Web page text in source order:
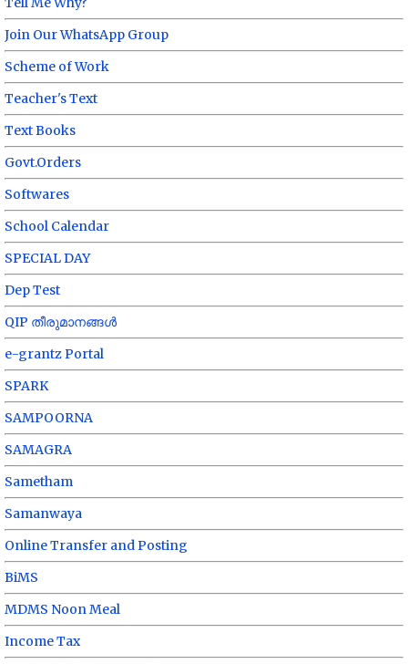
Join Our WhatsApp Group
Scheme of Work
Teacher's Text
Text Books
Govt.Orders
Softwares
School Calendar
SPECIAL DAY
Dep Test
QIP തീരുമാനങ്ങൾ
e-grantz Portal
SPARK
SAMPOORNA
SAMAGRA
Sametham
Samanwaya
Online Transfer and Posting
BiMS
MDMS Noon Meal
Income Tax